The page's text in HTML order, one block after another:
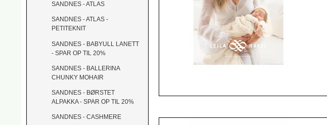
SANDNES - ATLAS
SANDNES - ATLAS -
PETITEKNIT
SANDNES - BABYULL LANETT
- SPAR OP TIL 20%
SANDNES - BALLERINA
CHUNKY MOHAIR
SANDNES - BØRSTET
ALPAKKA - SPAR OP TIL 20%
SANDNES - CASHMERE